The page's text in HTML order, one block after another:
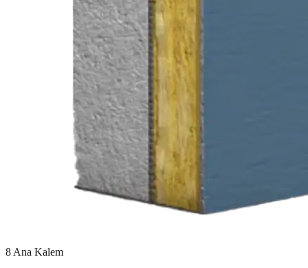
8 Ana Kalem